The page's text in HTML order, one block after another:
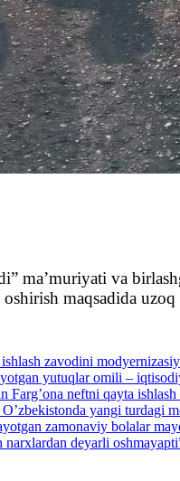
maʼmuriyati va
maqsadida
zavodini
yutuqlar omili –
neftni qayta
yangi turdagi
zamonaviy bolalar
narxlardan deyarli